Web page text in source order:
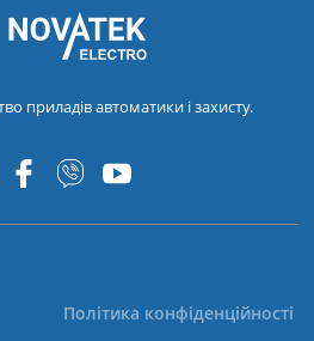
приладів автоматики і захисту.
Політика конфіденційності